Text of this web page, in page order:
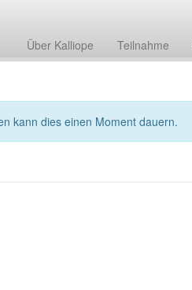
Über Kalliope Teilnahme
kann dies einen Moment dauern.